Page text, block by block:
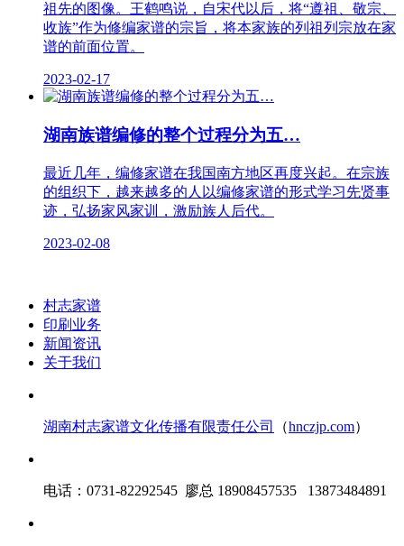
祖先的图像。王鹤鸣说，自宋代以后，将“遵祖、敬宗、
收族”作为修编家谱的宗旨，将本家族的列祖列宗放在家
谱的前面位置。
2023-02-17
湖南族谱编修的整个过程分为五…
最近几年，编修家谱在我国南方地区再度兴起。在宗族
的组织下，越来越多的人以编修家谱的形式学习先贤事
迹，弘扬家风家训，激励族人后代。
2023-02-08
村志家谱
印刷业务
新闻资讯
关于我们
湖南村志家谱文化传播有限责任公司 （hnczjp.com）
电话：0731-82292545 廖总 18908457535 13873484891